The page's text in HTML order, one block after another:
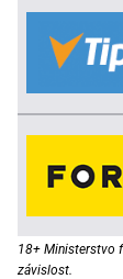
18+ Ministerstvo
závislost.